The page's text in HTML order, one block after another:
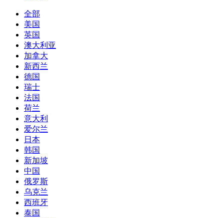
全部
美国
英国
澳大利亚
加拿大
新西兰
德国
瑞士
法国
荷兰
意大利
爱尔兰
日本
韩国
新加坡
中国
俄罗斯
乌克兰
西班牙
泰国